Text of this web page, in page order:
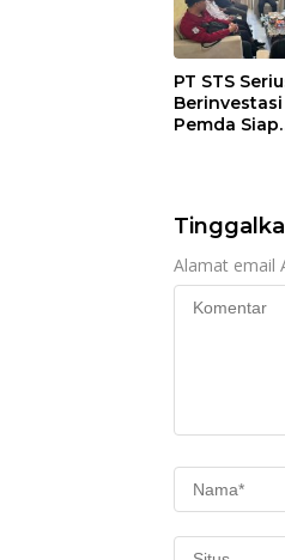
PT STS
Berinvestasi
Pemda Siap
Alamat email